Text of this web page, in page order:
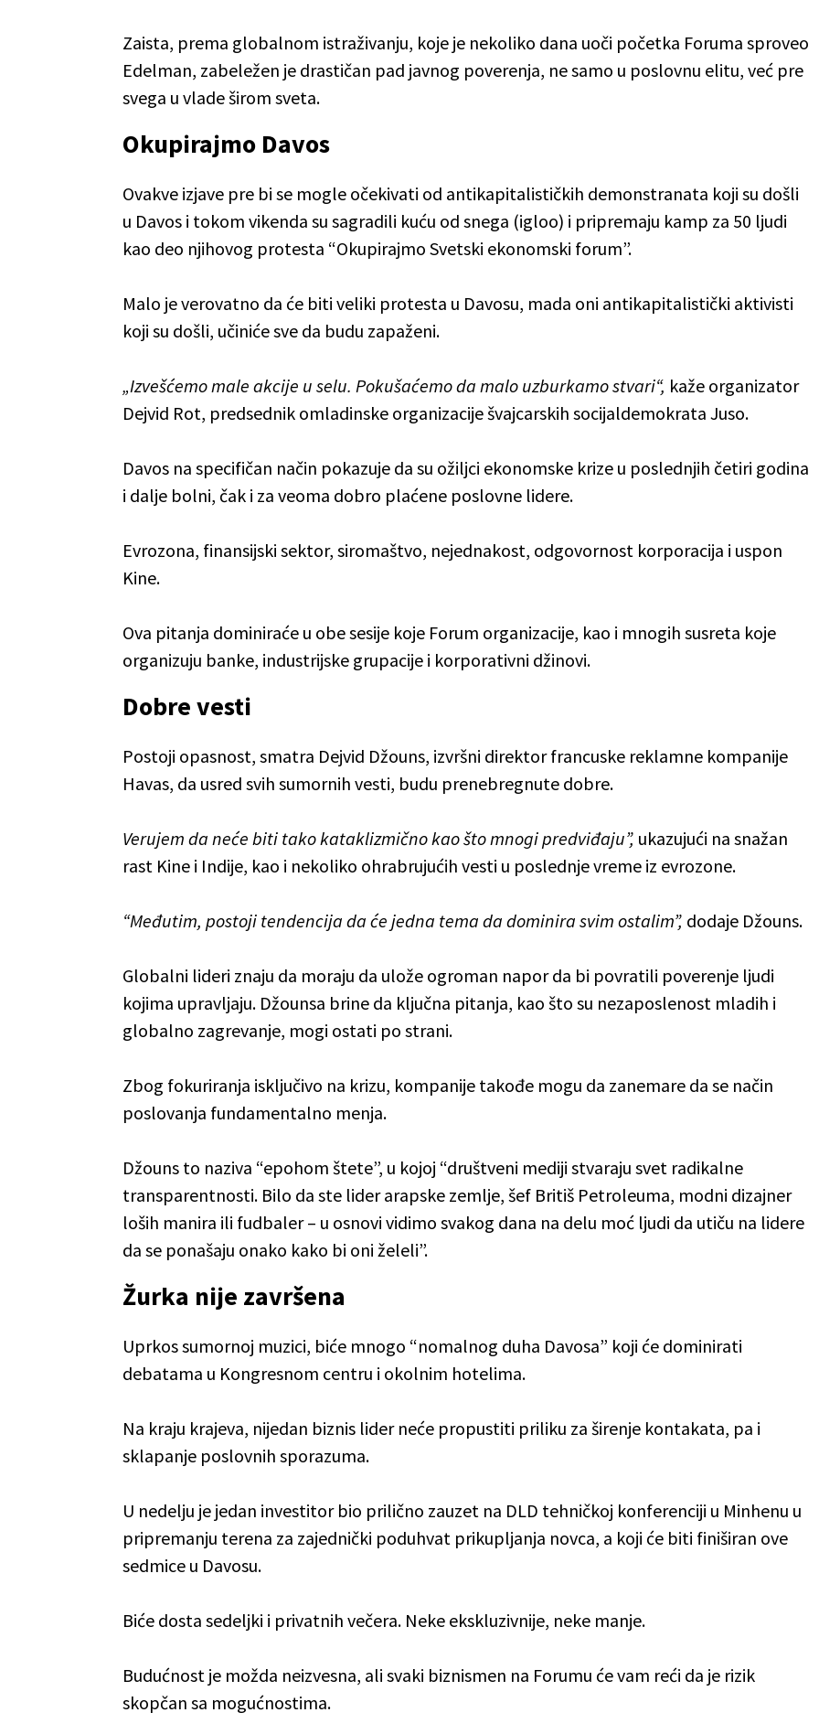
Zaista, prema globalnom istraživanju, koje je nekoliko dana uoči početka Foruma sproveo
Edelman, zabeležen je drastičan pad javnog poverenja, ne samo u poslovnu elitu, već pre
svega u vlade širom sveta.
Okupirajmo Davos
Ovakve izjave pre bi se mogle očekivati od antikapitalističkih demonstranata koji su došli
u Davos i tokom vikenda su sagradili kuću od snega (igloo) i pripremaju kamp za 50 ljudi
kao deo njihovog protesta “Okupirajmo Svetski ekonomski forum”.
Malo je verovatno da će biti veliki protesta u Davosu, mada oni antikapitalistički aktivisti
koji su došli, učiniće sve da budu zapaženi.
„Izvešćemo male akcije u selu. Pokušaćemo da malo uzburkamo stvari“, kaže organizator
Dejvid Rot, predsednik omladinske organizacije švajcarskih socijaldemokrata Juso.
Davos na specifičan način pokazuje da su ožiljci ekonomske krize u poslednjih četiri godina
i dalje bolni, čak i za veoma dobro plaćene poslovne lidere.
Evrozona, finansijski sektor, siromaštvo, nejednakost, odgovornost korporacija i uspon
Kine.
Ova pitanja dominiraće u obe sesije koje Forum organizacije, kao i mnogih susreta koje
organizuju banke, industrijske grupacije i korporativni džinovi.
Dobre vesti
Postoji opasnost, smatra Dejvid Džouns, izvršni direktor francuske reklamne kompanije
Havas, da usred svih sumornih vesti, budu prenebregnute dobre.
Verujem da neće biti tako kataklizmično kao što mnogi predviđaju”, ukazujući na snažan
rast Kine i Indije, kao i nekoliko ohrabrujućih vesti u poslednje vreme iz evrozone.
“Međutim, postoji tendencija da će jedna tema da dominira svim ostalim”, dodaje Džouns.
Globalni lideri znaju da moraju da ulože ogroman napor da bi povratili poverenje ljudi
kojima upravljaju. Džounsa brine da ključna pitanja, kao što su nezaposlenost mladih i
globalno zagrevanje, mogi ostati po strani.
Zbog fokuriranja isključivo na krizu, kompanije takođe mogu da zanemare da se način
poslovanja fundamentalno menja.
Džouns to naziva “epohom štete”, u kojoj “društveni mediji stvaraju svet radikalne
transparentnosti. Bilo da ste lider arapske zemlje, šef Britiš Petroleuma, modni dizajner
loših manira ili fudbaler – u osnovi vidimo svakog dana na delu moć ljudi da utiču na lidere
da se ponašaju onako kako bi oni želeli”.
Žurka nije završena
Uprkos sumornoj muzici, biće mnogo “nomalnog duha Davosa” koji će dominirati
debatama u Kongresnom centru i okolnim hotelima.
Na kraju krajeva, nijedan biznis lider neće propustiti priliku za širenje kontakata, pa i
sklapanje poslovnih sporazuma.
U nedelju je jedan investitor bio prilično zauzet na DLD tehničkoj konferenciji u Minhenu u
pripremanju terena za zajednički poduhvat prikupljanja novca, a koji će biti finiširan ove
sedmice u Davosu.
Biće dosta sedeljki i privatnih večera. Neke ekskluzivnije, neke manje.
Budućnost je možda neizvesna, ali svaki biznismen na Forumu će vam reći da je rizik
skopčan sa mogućnostima.